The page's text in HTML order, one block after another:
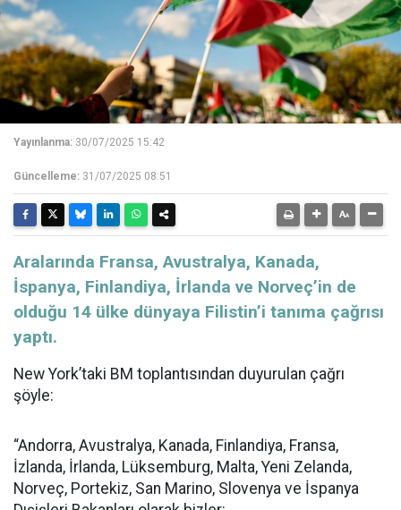
Yayınlanma: 30/07/2025 15:42
Güncelleme: 31/07/2025 08:51
Aralarında Fransa, Avustralya, Kanada,
İspanya, Finlandiya, İrlanda ve Norveç’in de
olduğu 14 ülke dünyaya Filistin’i tanıma çağrısı
yaptı.
New York’taki BM toplantısından duyurulan çağrı
şöyle:
“Andorra, Avustralya, Kanada, Finlandiya, Fransa,
İzlanda, İrlanda, Lüksemburg, Malta, Yeni Zelanda,
Norveç, Portekiz, San Marino, Slovenya ve İspanya